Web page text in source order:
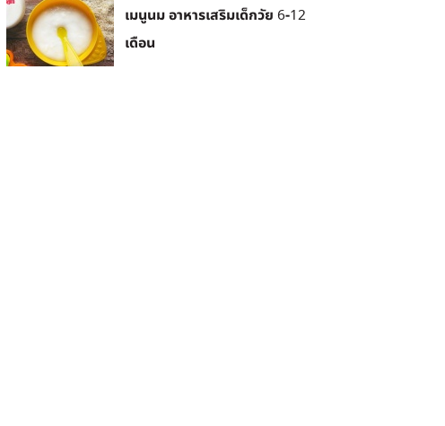
เมนูนม อาหารเสริมเด็กวัย 6-12
เดือน